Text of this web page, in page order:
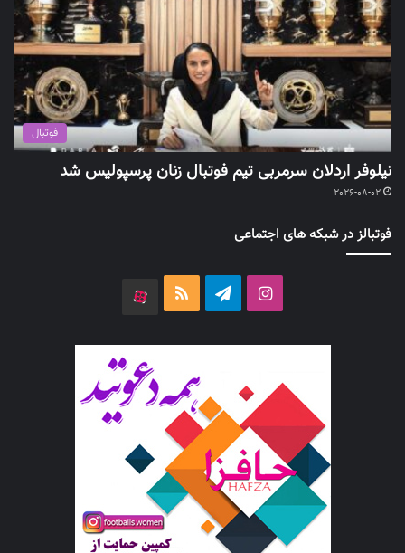
فوتبال
نیلوفر اردلان سرمربی تیم فوتبال زنان پرسپولیس شد
2026-08-02
فوتبالز در شبکه های اجتماعی
اینستاگرامتلگرام خوراک